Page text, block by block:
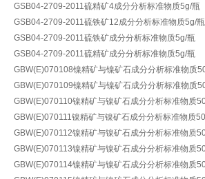
GSB04-2709-2011硫精矿4成分分析标准物质5g/瓶
GSB04-2709-2011硫铁矿12成分分析标准物质5g/瓶
GSB04-2709-2011硫铁矿成分分析标准物质5g/瓶
GSB04-2709-2011硫精矿成分分析标准物质5g/瓶
GBW(E)070108镍精矿与镍矿石成分分析标准物质
GBW(E)070109镍精矿与镍矿石成分分析标准物质
GBW(E)070110镍精矿与镍矿石成分分析标准物质
GBW(E)070111 镍精矿与镍矿石成分分析标准物质
GBW(E)070112镍精矿与镍矿石成分分析标准物质
GBW(E)070113镍精矿与镍矿石成分分析标准物质
GBW(E)070114镍精矿与镍矿石成分分析标准物质